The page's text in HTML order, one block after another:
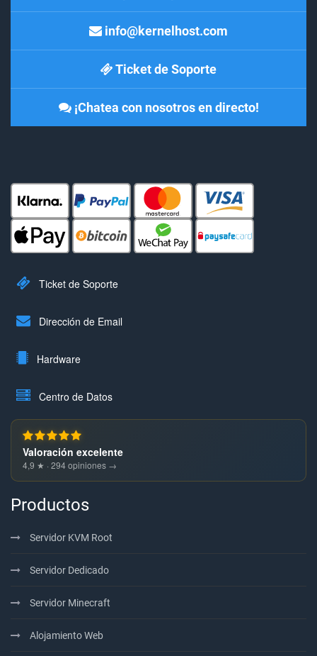
info@kernelhost.com
Ticket de Soporte
¡Chatea con nosotros en directo!
Ticket de Soporte
Dirección de Email
Hardware
Centro de Datos
Valoración excelente
4,9 ★ · 294 opiniones →
Productos
Servidor KVM Root
Servidor Dedicado
Servidor Minecraft
Alojamiento Web